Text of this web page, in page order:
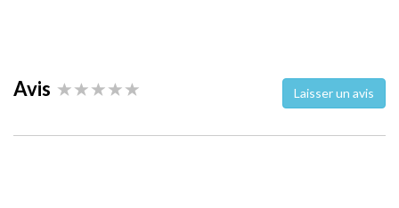
Avis Laisser un avis